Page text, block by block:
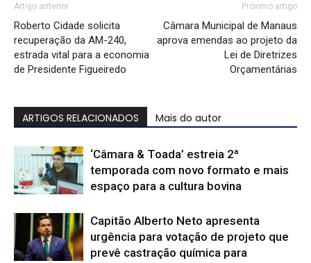
Artigo anterior
Roberto Cidade solicita
recuperação da AM-240,
estrada vital para a economia
de Presidente Figueiredo
Próximo artigo
Câmara Municipal de Manaus
aprova emendas ao projeto da
Lei de Diretrizes
Orçamentárias
ARTIGOS RELACIONADOS Mais do autor
‘Câmara & Toada’ estreia 2ª
temporada com novo formato e mais
espaço para a cultura bovina
Capitão Alberto Neto apresenta
urgência para votação de projeto que
prevê castração química para